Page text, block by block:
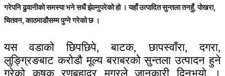
गरेपनि ढुवानीको समस्या भने सधैं झेल्नुपरेको हो । यहाँ उत्पादित सुन्तला तनहुँ, पोखरा,
चितवन, काठमाडौसम्म पुग्ने गरेको छ ।
यस वडाको छिपछिपे, बाटक, छापस्वाँरा, दगरा,
लुङ्ग्रिङबाट करोडौ मूल्य बराबरको सुन्तला उत्पादन हुने
गरेको कृषक रणबहादुर मगरले जानकारी दिनुभयो ।